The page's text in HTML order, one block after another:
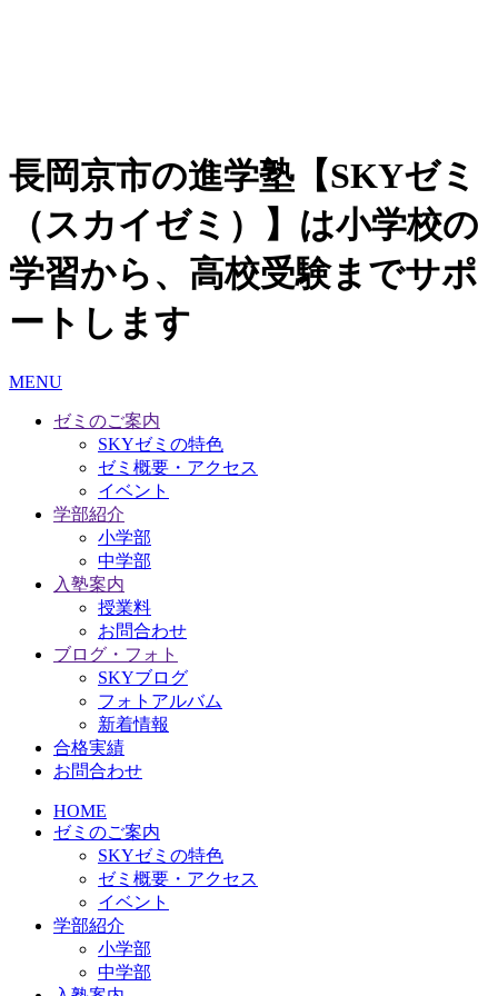
長岡京市の進学塾【SKYゼミ
（スカイゼミ）】は小学校の
学習から、高校受験までサポ
ートします
MENU
ゼミのご案内
SKYゼミの特色
ゼミ概要・アクセス
イベント
学部紹介
小学部
中学部
入塾案内
授業料
お問合わせ
ブログ・フォト
SKYブログ
フォトアルバム
新着情報
合格実績
お問合わせ
HOME
ゼミのご案内
SKYゼミの特色
ゼミ概要・アクセス
イベント
学部紹介
小学部
中学部